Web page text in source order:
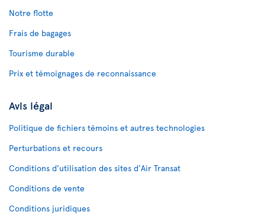
Notre flotte
Frais de bagages
Tourisme durable
Prix et témoignages de reconnaissance
Avis légal
Politique de fichiers témoins et autres technologies
Perturbations et recours
Conditions d’utilisation des sites d'Air Transat
Conditions de vente
Conditions juridiques